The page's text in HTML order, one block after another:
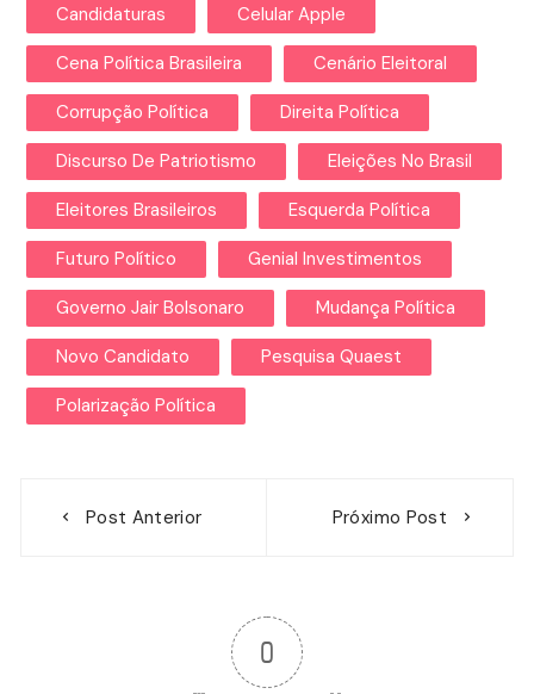
Candidaturas Celular Apple
Cena Política Brasileira Cenário Eleitoral
Corrupção Política Direita Política
Discurso De Patriotismo Eleições No Brasil
Eleitores Brasileiros Esquerda Política
Futuro Político Genial Investimentos
Governo Jair Bolsonaro Mudança Política
Novo Candidato Pesquisa Quaest
Polarização Política
Post Anterior Próximo Post
0